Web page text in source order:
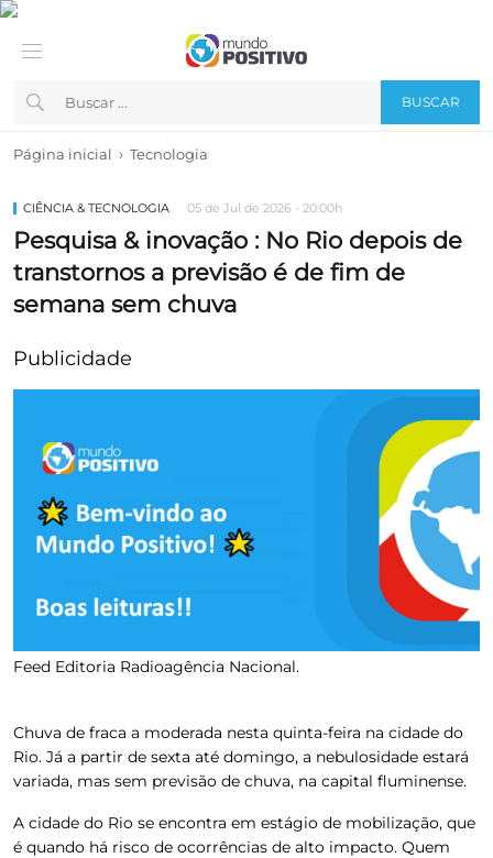
BUSCAR
Página inicial › Tecnologia
CIÊNCIA & TECNOLOGIA 05 de Jul de 2026 - 20:00h
Pesquisa & inovação : No Rio depois de
transtornos a previsão é de fim de
semana sem chuva
Publicidade
Feed Editoria Radioagência Nacional.
Chuva de fraca a moderada nesta quinta-feira na cidade do
Rio. Já a partir de sexta até domingo, a nebulosidade estará
variada, mas sem previsão de chuva, na capital fluminense.
A cidade do Rio se encontra em estágio de mobilização, que
é quando há risco de ocorrências de alto impacto. Quem